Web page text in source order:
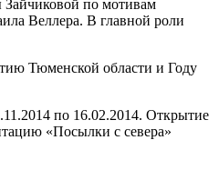
Зайчиковой по мотивам
Веллера. В главной роли
Тюменской области и Году
по 16.02.2014. Открытие
«Посылки с севера»